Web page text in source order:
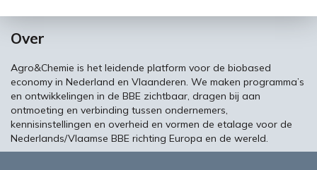
Over
Agro&Chemie is het leidende platform voor de biobased
economy in Nederland en Vlaanderen. We maken programma’s
en ontwikkelingen in de BBE zichtbaar, dragen bij aan
ontmoeting en verbinding tussen ondernemers,
kennisinstellingen en overheid en vormen de etalage voor de
Nederlands/Vlaamse BBE richting Europa en de wereld.